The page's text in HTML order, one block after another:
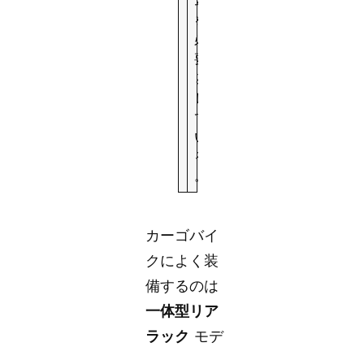
を
必
要
と
し
て
い
る
。
カーゴバイ
クによく装
備するのは
一体型リア
ラック モデ